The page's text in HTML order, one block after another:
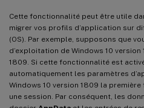
Cette fonctionnalité peut être utile
migrer vos profils d’application sur
(OS). Par exemple, supposons que
d’exploitation de Windows 10
1809. Si cette fonctionnalité est
automatiquement les paramètres
Windows 10 version 1809 la
une session. Par conséquent, les